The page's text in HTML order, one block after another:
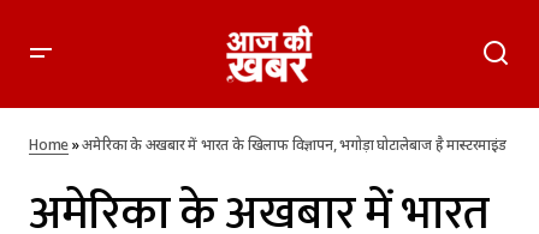
मास्टरमाइंड
Home»अमेरिका के अखबार में भारत के खिलाफ विज्ञापन, भगोड़ा घोटालेबाज है मास्टरमाइंड
अमेरिका के अखबार में भारत